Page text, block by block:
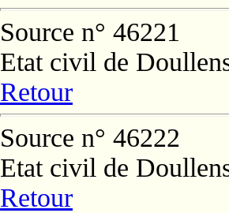
Source n° 46221
Etat civil de
Retour
Source n° 46222
Etat civil de
Retour